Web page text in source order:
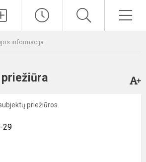
informacija
priežiūra
priežiūros.
29